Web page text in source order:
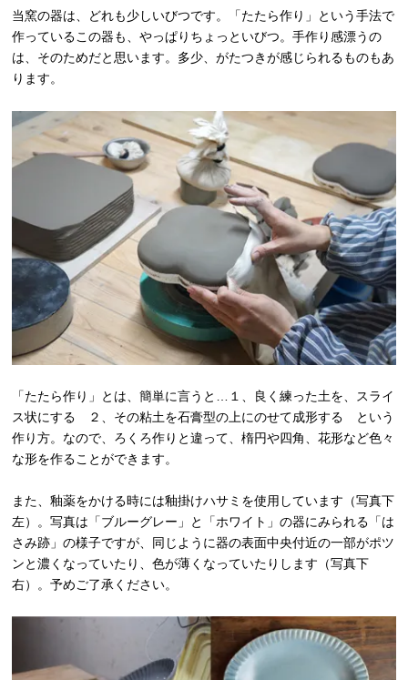
当窯の器は、どれも少しいびつです。「たたら作り」という手法で
作っているこの器も、やっぱりちょっといびつ。手作り感漂うの
は、そのためだと思います。多少、がたつきが感じられるものもあ
ります。
「たたら作り」とは、簡単に言うと…１、良く練った土を、スライ
ス状にする ２、その粘土を石膏型の上にのせて成形する という
作り方。なので、ろくろ作りと違って、楕円や四角、花形など色々
な形を作ることができます。
また、釉薬をかける時には釉掛けハサミを使用しています（写真下
左）。写真は「ブルーグレー」と「ホワイト」の器にみられる「は
さみ跡」の様子ですが、同じように器の表面中央付近の一部がポツ
ンと濃くなっていたり、色が薄くなっていたりします（写真下
右）。予めご了承ください。